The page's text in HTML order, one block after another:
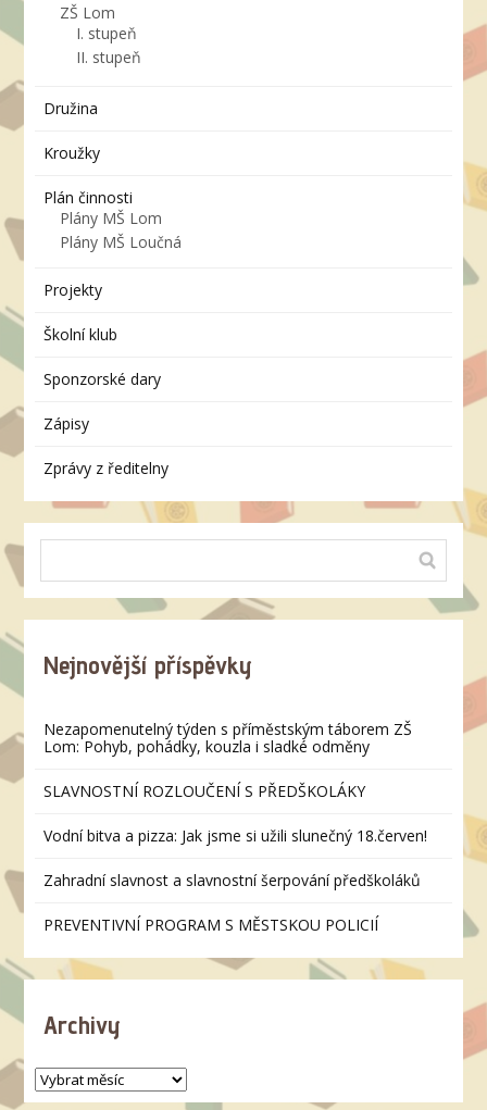
ZŠ Lom
I. stupeň
II. stupeň
Družina
Kroužky
Plán činnosti
Plány MŠ Lom
Plány MŠ Loučná
Projekty
Školní klub
Sponzorské dary
Zápisy
Zprávy z ředitelny
Nejnovější příspěvky
Nezapomenutelný týden s příměstským táborem ZŠ
Lom: Pohyb, pohádky, kouzla i sladké odměny
SLAVNOSTNÍ ROZLOUČENÍ S PŘEDŠKOLÁKY
Vodní bitva a pizza: Jak jsme si užili slunečný 18.červen!
Zahradní slavnost a slavnostní šerpování předškoláků
PREVENTIVNÍ PROGRAM S MĚSTSKOU POLICIÍ
Archivy